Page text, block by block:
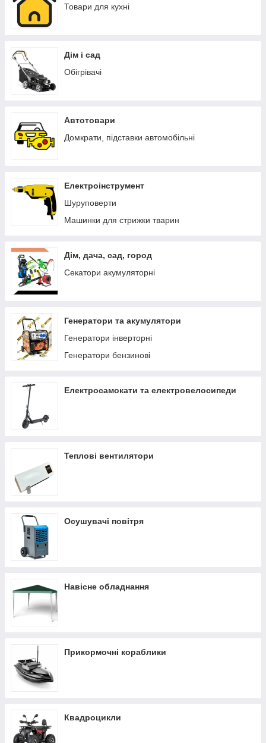
Товари для кухні
Дім і сад
Обігрівачі
Автотовари
Домкрати, підставки автомобільні
Електроінструмент
Шуруповерти
Машинки для стрижки тварин
Дім, дача, сад, город
Секатори акумуляторні
Генератори та акумулятори
Генератори інверторні
Генератори бензинові
Електросамокати та електровелосипеди
Теплові вентилятори
Осушувачі повітря
Навісне обладнання
Прикормочні кораблики
Квадроцикли